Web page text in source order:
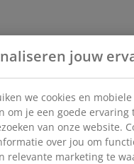
jouw
we cookies en mobiele
om je een goede ervaring
van onze website.
over jou om
relevante marketing te